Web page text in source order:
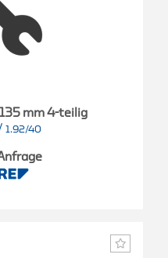
mm 4-teilig
1.92/40